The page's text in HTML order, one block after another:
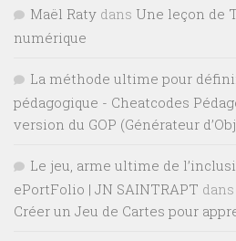
Maël Raty dans Une leçon de
numérique
La méthode ultime pour
pédagogique - Cheatcodes
version du GOP (Générateur
Le jeu, arme ultime de
ePortFolio | JN SAINTRAPT dans
Créer un Jeu de Cartes pour